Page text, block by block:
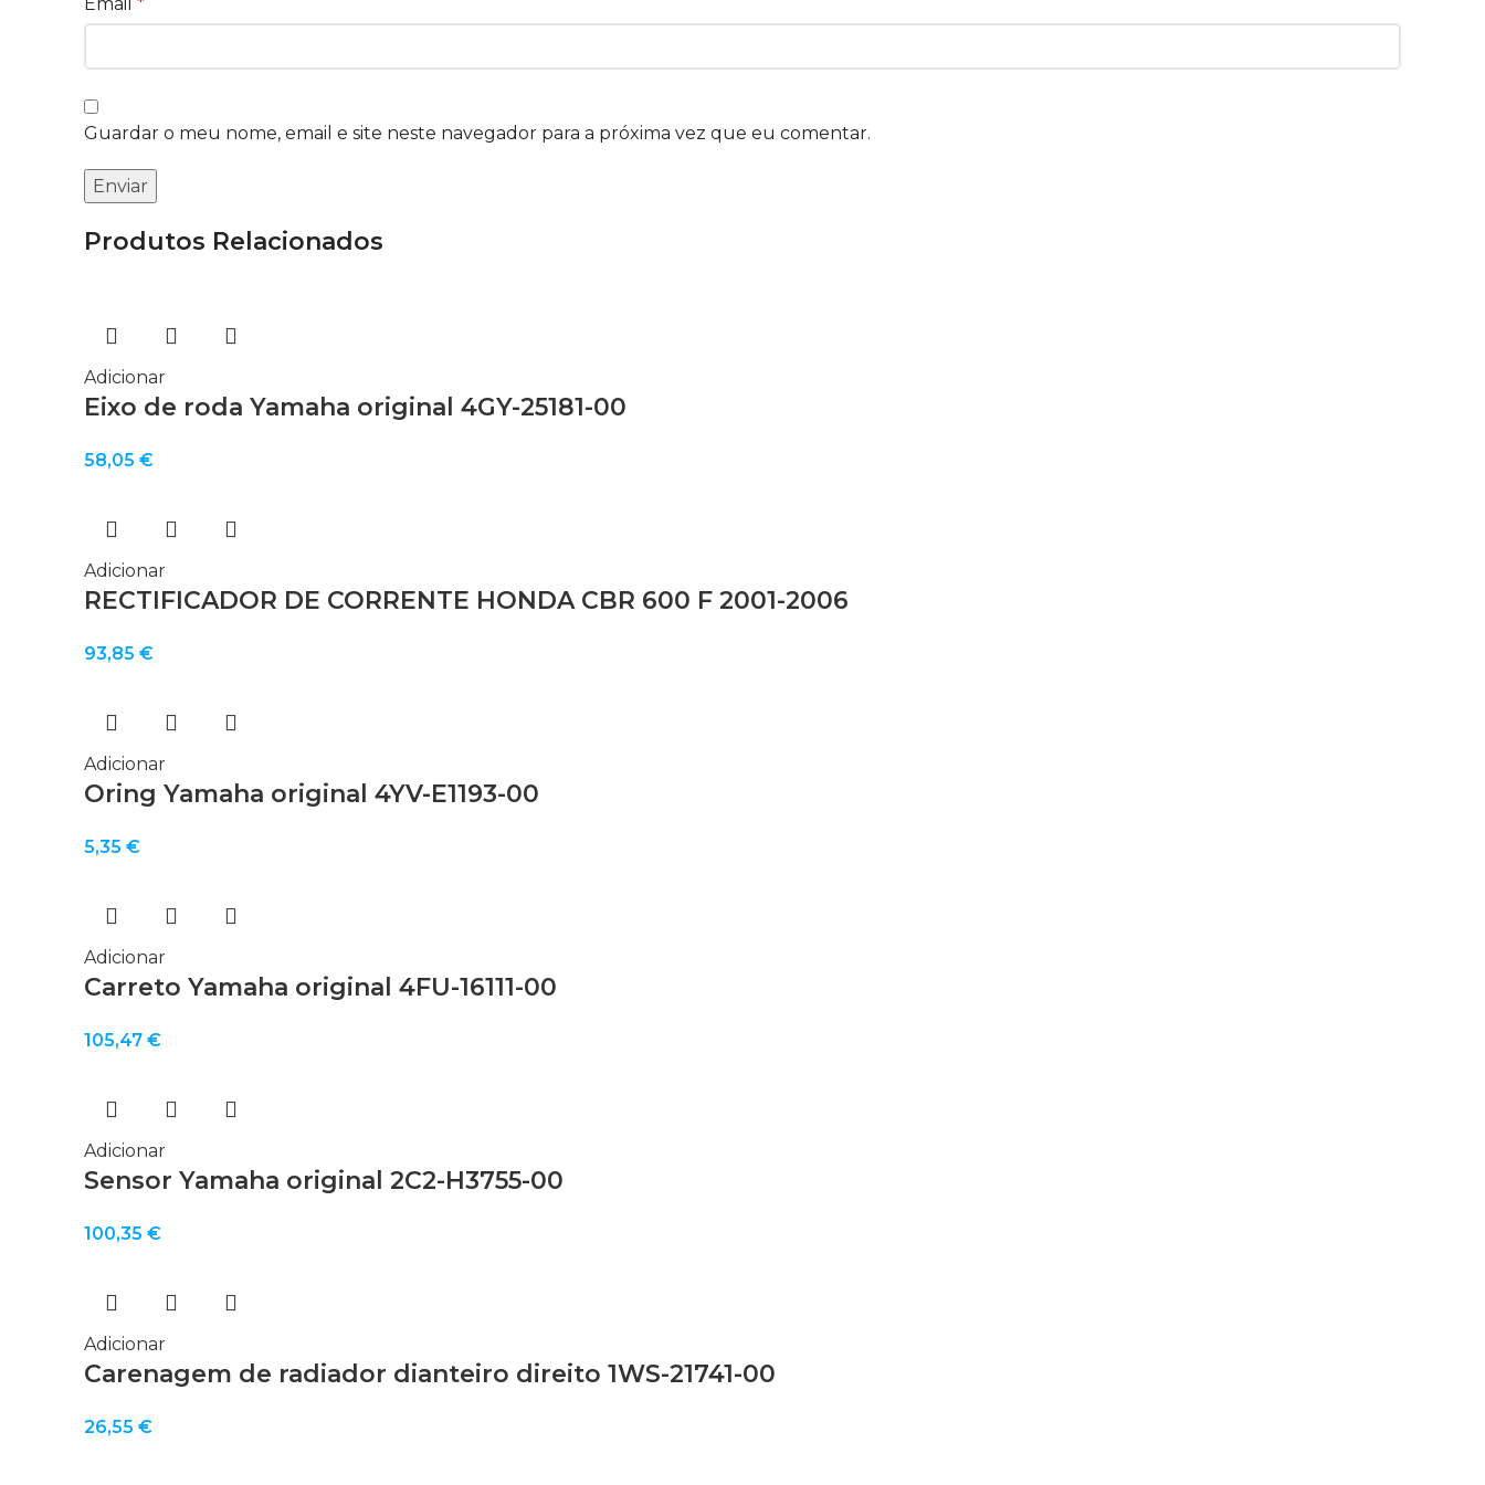
Guardar o meu nome, email e site neste navegador para a próxima vez que eu comentar.
Produtos Relacionados
Adicionar
Eixo de roda Yamaha original 4GY-25181-00
58,05 €
Adicionar
RECTIFICADOR DE CORRENTE HONDA CBR 600 F 2001-2006
93,85 €
Adicionar
Oring Yamaha original 4YV-E1193-00
5,35 €
Adicionar
Carreto Yamaha original 4FU-16111-00
105,47 €
Adicionar
Sensor Yamaha original 2C2-H3755-00
100,35 €
Adicionar
Carenagem de radiador dianteiro direito 1WS-21741-00
26,55 €